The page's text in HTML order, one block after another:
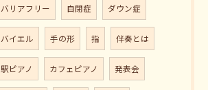
バリアフリー 自閉症 ダウン症
バイエル 手の形 指 伴奏とは
駅ピアノ カフェピアノ 発表会